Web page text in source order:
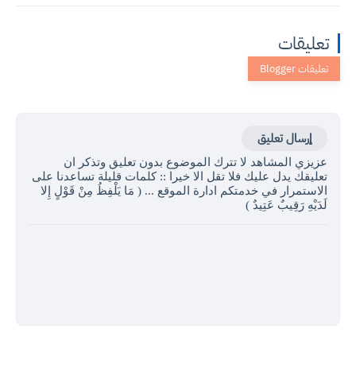
تعليقات
إرسال تعليق
عزيزي المشاهد لا تترك الموضوع بدون تعليق وتذكر ان
تعليقك يدل عليك فلا تقل الا خيرا :: كلمات قليلة تساعدنا على
الاستمرار في خدمتكم ادارة الموقع ... ( مَا يَلْفِظُ مِنْ قَوْلٍ إِلا
لَدَيْهِ رَقِيبٌ عَتِيدٌ )